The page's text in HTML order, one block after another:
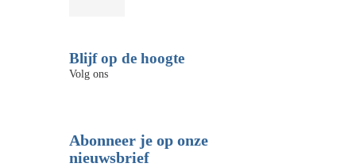
Blijf op de hoogte
Volg ons
Abonneer je op onze
nieuwsbrief